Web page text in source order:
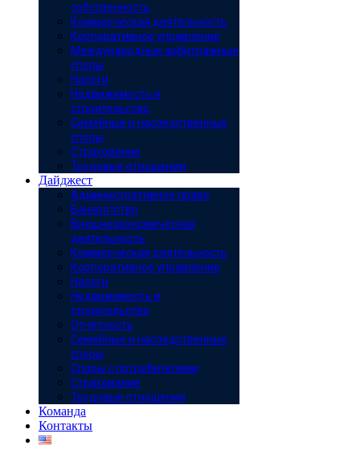
собственность
Коммерческая деятельность
Корпоративное управление
Международные арбитражные
споры
Налоги
Недвижимость и
строительство
Семейные и наследственные
споры
Страхование
Трудовые отношения
Дайджест
Административное право
Банкротство
Внешнеэкономическая
деятельность
Коммерческая деятельность
Корпоративное управление
Налоги
Недвижимость и
строительство
Отчётность
Семейные и наследственные
споры
Споры с потребителями
Страхование
Трудовые отношения
Команда
Контакты